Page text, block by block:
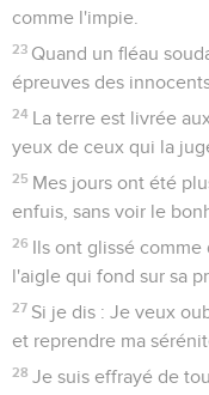
comme l'impie.
23 Quand un fléau
épreuves des
24 La terre est livrée
yeux de ceux qui la
25 Mes jours ont été
enfuis, sans voir le
26 Ils ont glissé comme
l'aigle qui fond sur sa
27 Si je dis : Je veux
et reprendre ma
28 Je suis effrayé de